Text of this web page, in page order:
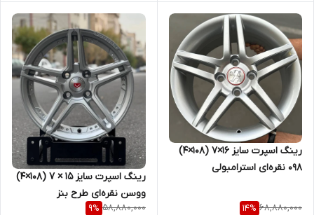
رینگ اسپرت سایز ۱۶×۷ (۱۰۸×۴)
۰۹۸ نقره‌ای استرامبولی
68,880,000
14%
رینگ اسپرت سایز ۱۵ × ۷ (۱۰۸×۴)
ووسن نقره‌ای طرح بنز
58,880,000
9%